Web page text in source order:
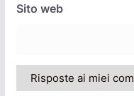
Sito web